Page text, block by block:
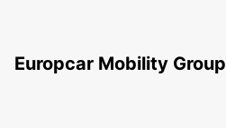
Europcar Mobility Group